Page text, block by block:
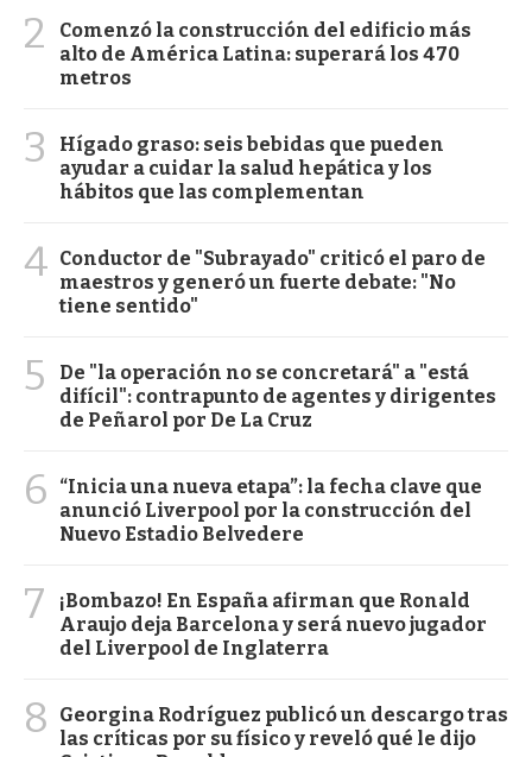
2
Comenzó la construcción del edificio más
alto de América Latina: superará los 470
metros
3
Hígado graso: seis bebidas que pueden
ayudar a cuidar la salud hepática y los
hábitos que las complementan
4 Conductor de "Subrayado" criticó el paro de
maestros y generó un fuerte debate: "No
tiene sentido"
5
De "la operación no se concretará" a "está
difícil": contrapunto de agentes y dirigentes
de Peñarol por De La Cruz
6
“Inicia una nueva etapa”: la fecha clave que
anunció Liverpool por la construcción del
Nuevo Estadio Belvedere
7
¡Bombazo! En España afirman que Ronald
Araujo deja Barcelona y será nuevo jugador
del Liverpool de Inglaterra
8
Georgina Rodríguez publicó un descargo tras
las críticas por su físico y reveló qué le dijo